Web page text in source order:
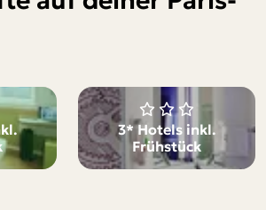
3* Hotels inkl.
Frühstück